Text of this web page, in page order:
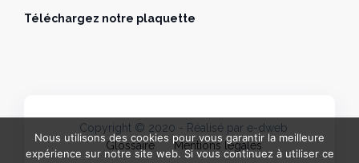
Téléchargez notre plaquette
Copyright © 2020 - Réalisé par e-dweb
Glossaire
Mentions légales
Nous utilisons des cookies pour vous garantir la meilleure
expérience sur notre site web. Si vous continuez à utiliser ce